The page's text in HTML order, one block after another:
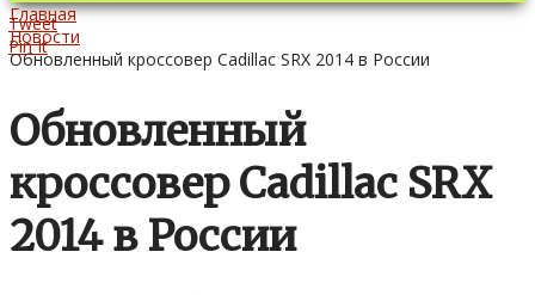
Главная
Новости
Обновленный кроссовер Cadillac SRX 2014 в России
Обновленный
кроссовер Cadillac SRX
2014 в России
Tweet
Pin It